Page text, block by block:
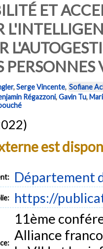
ET
,Serge Vincente, Sofiane
Régazzoni,Gavin Tu,
est
Département
https://
11ème
Alliance